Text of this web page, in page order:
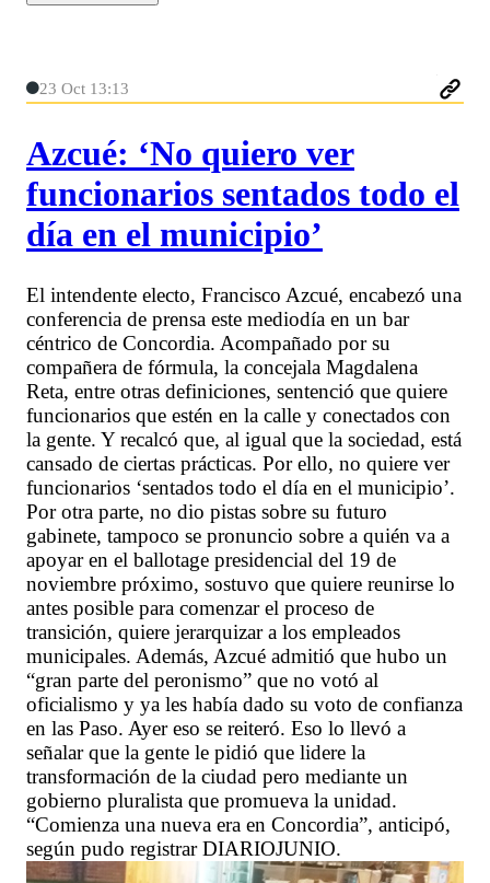
23 Oct 13:13
Azcué: ‘No quiero ver
funcionarios sentados todo el
día en el municipio’
El intendente electo, Francisco Azcué, encabezó una
conferencia de prensa este mediodía en un bar
céntrico de Concordia. Acompañado por su
compañera de fórmula, la concejala Magdalena
Reta, entre otras definiciones, sentenció que quiere
funcionarios que estén en la calle y conectados con
la gente. Y recalcó que, al igual que la sociedad, está
cansado de ciertas prácticas. Por ello, no quiere ver
funcionarios ‘sentados todo el día en el municipio’.
Por otra parte, no dio pistas sobre su futuro
gabinete, tampoco se pronuncio sobre a quién va a
apoyar en el ballotage presidencial del 19 de
noviembre próximo, sostuvo que quiere reunirse lo
antes posible para comenzar el proceso de
transición, quiere jerarquizar a los empleados
municipales. Además, Azcué admitió que hubo un
“gran parte del peronismo” que no votó al
oficialismo y ya les había dado su voto de confianza
en las Paso. Ayer eso se reiteró. Eso lo llevó a
señalar que la gente le pidió que lidere la
transformación de la ciudad pero mediante un
gobierno pluralista que promueva la unidad.
“Comienza una nueva era en Concordia”, anticipó,
según pudo registrar DIARIOJUNIO.